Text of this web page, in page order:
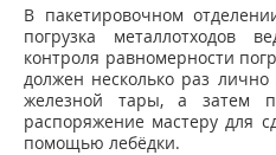
В пакетировочном
погрузка металлотходов
контроля равномерности
должен несколько раз лично
железной тары, а затем
распоряжение мастеру для
помощью лебёдки.